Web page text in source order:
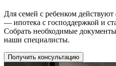
Для семей с ребенком
— ипотека с господдержкой и
Собрать необходимые
наши специалисты.
Получить консультацию